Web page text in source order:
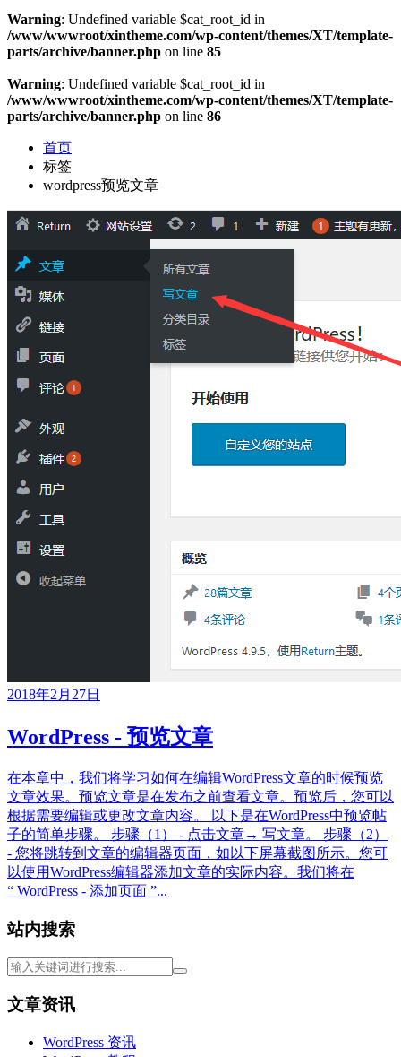
Warning: Undefined variable $cat_root_id in
/www/wwwroot/xintheme.com/wp-content/themes/XT/template-
parts/archive/banner.php on line 85
Warning: Undefined variable $cat_root_id in
/www/wwwroot/xintheme.com/wp-content/themes/XT/template-
parts/archive/banner.php on line 86
首页
标签
wordpress预览文章
2018年2月27日
WordPress - 预览文章
在本章中，我们将学习如何在编辑WordPress文章的时候预览
文章效果。预览文章是在发布之前查看文章。预览后，您可以
根据需要编辑或更改文章内容。 以下是在WordPress中预览帖
子的简单步骤。 步骤（1） - 点击文章→ 写文章。 步骤（2）
- 您将跳转到文章的编辑器页面，如以下屏幕截图所示。您可
以使用WordPress编辑器添加文章的实际内容。我们将在
“ WordPress - 添加页面 ”...
站内搜索
文章资讯
WordPress 资讯